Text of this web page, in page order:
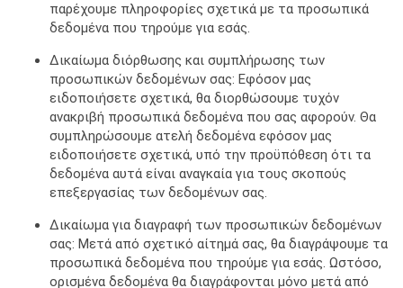
παρέχουμε πληροφορίες σχετικά με τα προσωπικά
δεδομένα που τηρούμε για εσάς.
Δικαίωμα διόρθωσης και συμπλήρωσης των
προσωπικών δεδομένων σας: Εφόσον μας
ειδοποιήσετε σχετικά, θα διορθώσουμε τυχόν
ανακριβή προσωπικά δεδομένα που σας αφορούν. Θα
συμπληρώσουμε ατελή δεδομένα εφόσον μας
ειδοποιήσετε σχετικά, υπό την προϋπόθεση ότι τα
δεδομένα αυτά είναι αναγκαία για τους σκοπούς
επεξεργασίας των δεδομένων σας.
Δικαίωμα για διαγραφή των προσωπικών δεδομένων
σας: Μετά από σχετικό αίτημά σας, θα διαγράψουμε τα
προσωπικά δεδομένα που τηρούμε για εσάς. Ωστόσο,
ορισμένα δεδομένα θα διαγράφονται μόνο μετά από